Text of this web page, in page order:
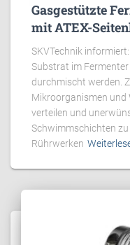
Gasgestützte
mit ATEX-
SKVTechnik
Substrat im
durchmischt werden.
Mikroorganismen und
verteilen und
Schwimmschichten
Rührwerken